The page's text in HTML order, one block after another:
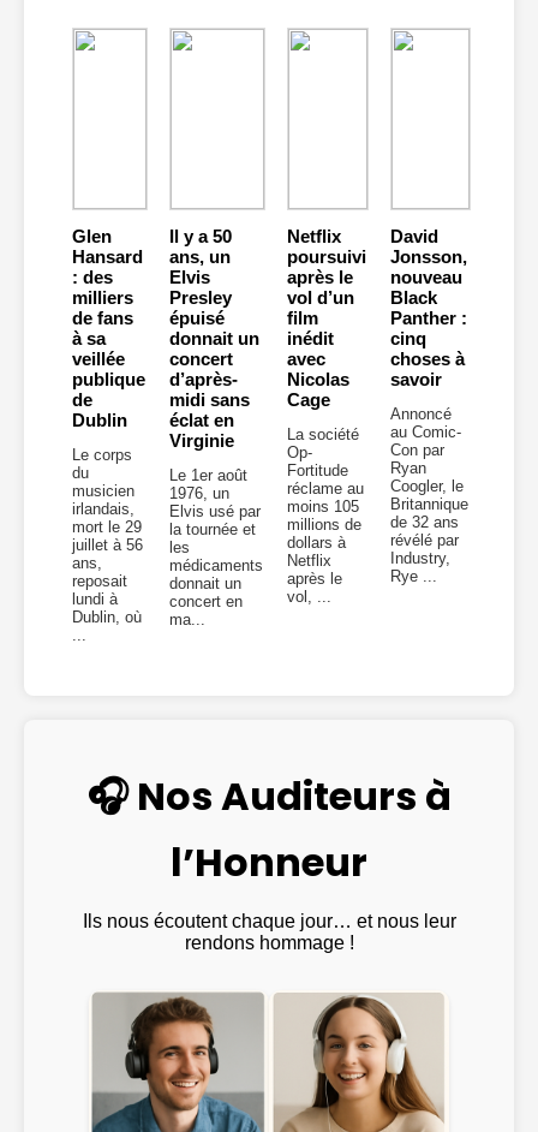
Glen
Hansard
: des
milliers
de fans
à sa
veillée
publique
de
Dublin
Le corps
du
musicien
irlandais,
mort le 29
juillet à 56
ans,
reposait
lundi à
Dublin, où
Il y a 50
ans, un
Elvis
Presley
épuisé
donnait un
concert
d’après-
midi sans
éclat en
Virginie
Le 1er août
1976, un
Elvis usé par
la tournée et
les
médicaments
donnait un
concert en
ma...
Netflix
poursuivi
après le
vol d’un
film
inédit
avec
Nicolas
Cage
La société
Op-
Fortitude
réclame au
moins 105
millions de
dollars à
Netflix
après le
vol, ...
David
Jonsson,
nouveau
Black
Panther :
cinq
choses à
savoir
Annoncé
au Comic-
Con par
Ryan
Coogler, le
Britannique
de 32 ans
révélé par
Industry,
Rye ...
🎧 Nos Auditeurs à
l’Honneur
Ils nous écoutent chaque jour… et nous leur
rendons hommage !